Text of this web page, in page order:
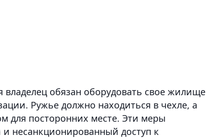
обязан оборудовать свое жилище
Ружье должно находиться в чехле, а
для посторонних месте. Эти меры
несанкционированный доступ к